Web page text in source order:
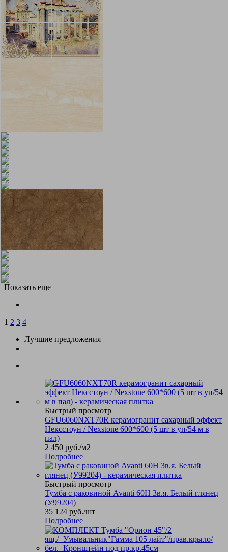
Показать еще
1 2 3 4
Лучшие предложения
Быстрый просмотр
GFU6060NXT70R керамогранит сахарный эффект
Нексстоун / Nexstone 600*600 (5 шт в уп/54 м в
пал)
2 450 руб./м2
Подробнее
Быстрый просмотр
Тумба с раковиной Avanti 60Н 3в.я. Белый глянец
(У99204)
35 124 руб./шт
Подробнее